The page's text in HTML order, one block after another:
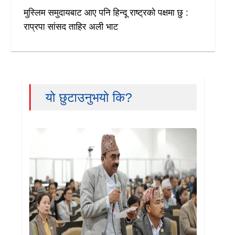
मुस्लिम समुदायबाट आए पनि हिन्दू राष्ट्रको पक्षमा छु :
राप्रपा सांसद ताहिर अली भाट
यो छुटाउनुभयो कि?